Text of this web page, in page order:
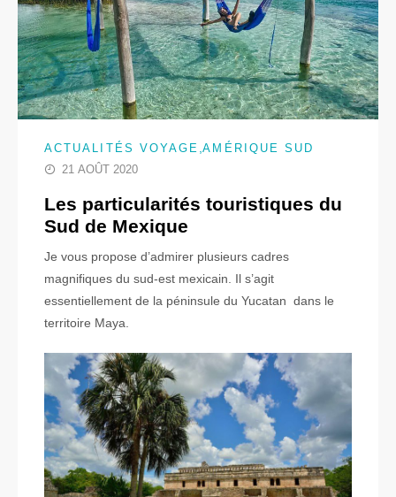
ACTUALITÉS VOYAGE ,AMÉRIQUE SUD
21 AOÛT 2020
Les particularités touristiques du
Sud de Mexique
Je vous propose d’admirer plusieurs cadres
magnifiques du sud-est mexicain. Il s’agit
essentiellement de la péninsule du Yucatan dans le
territoire Maya.